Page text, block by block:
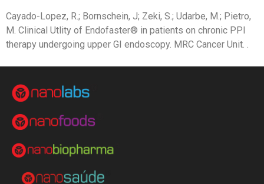
Cayado-Lopez, R.; Bornschein, J; Zeki, S.; Udarbe, M.; Pietro,
M. Clinical Utlity of Endofaster® in patients on chronic PPI
therapy undergoing upper GI endoscopy. MRC Cancer Unit. .